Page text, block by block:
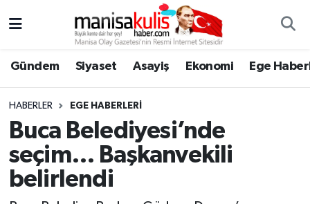
Gündem Siyaset Asayiş Ekonomi Ege
HABERLER EGE HABERLERI
Buca Belediyesi’nde
seçim… Başkanvekili
belirlendi
Ege Haberleri
Ekonomi
Genel
Yunusemre Hava Durumu
Yunusemre Trafik Yoğunluk Haritası
Süper Lig Puan Durumu ve Fikstür